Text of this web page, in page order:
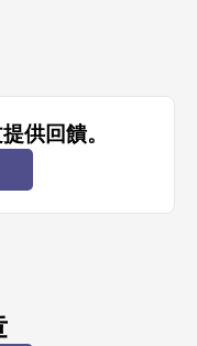
供回饋。